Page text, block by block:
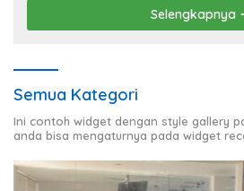
Selengkapnya
Semua Kategori
Ini contoh widget dengan style gallery
anda bisa mengaturnya pada widget